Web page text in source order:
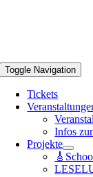
Toggle Navigation
Tickets
Infos
Projekte